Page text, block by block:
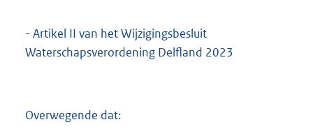
t
e
- Artikel II van het Wijzigingsbesluit
Waterschapsverordening Delfland 2023
Overwegende dat: